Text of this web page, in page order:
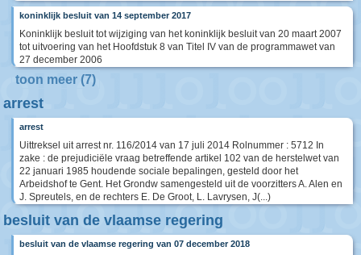
koninklijk besluit van 14 september 2017
Koninklijk besluit tot wijziging van het koninklijk besluit van 20 maart 2007
tot uitvoering van het Hoofdstuk 8 van Titel IV van de programmawet van
27 december 2006
toon meer (7)
arrest
arrest
Uittreksel uit arrest nr. 116/2014 van 17 juli 2014 Rolnummer : 5712 In
zake : de prejudiciële vraag betreffende artikel 102 van de herstelwet van
22 januari 1985 houdende sociale bepalingen, gesteld door het
Arbeidshof te Gent. Het Grondw samengesteld uit de voorzitters A. Alen en
J. Spreutels, en de rechters E. De Groot, L. Lavrysen, J(...)
besluit van de vlaamse regering
besluit van de vlaamse regering van 07 december 2018